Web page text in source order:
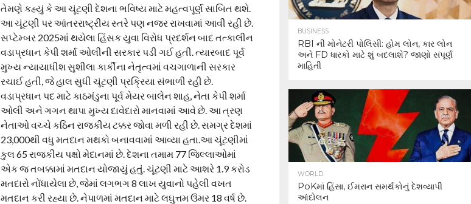
તેમણે કહ્યું કે આ ચૂંટણી દેશના ભવિષ્ય માટે મહત્વપૂર્ણ સાબિત થશે.
આ ચૂંટણી પર આંતરરાષ્ટ્રીય સ્તરે પણ નજર રાખવામાં આવી રહી છે.
સપ્ટેમ્બર 2025માં થયેલા હિંસક યુવા વિરોધ પ્રદર્શન બાદ તત્કાલીન
વડાપ્રધાન કેપી શર્મા ઓલીની સરકાર પડી ગઈ હતી. ત્યારબાદ પૂર્વ
મુખ્ય ન્યાયાધીશ સુશીલા કાર્કીના નેતૃત્વમાં વચગાળાની સરકાર
રચાઈ હતી, જે હાલ સુધી ચૂંટણી પ્રક્રિયા સંભાળી રહી છે.
વડાપ્રધાન પદ માટે કાઠમંડુના પૂર્વ મેયર બાલેન શાહ, નેતા કેપી શર્મા
ઓલી અને ગગન થાપા મુખ્ય દાવેદારો માનવામાં આવે છે. આ ત્રણ
નેતાઓ વચ્ચે કઠિન રાજકીય ટક્કર જોવા મળી રહી છે. સમગ્ર દેશમાં
23,000થી વધુ મતદાન મથકો બનાવવામાં આવ્યા હતા.આ ચૂંટણીમાં
કુલ 65 રાજકીય પક્ષો મેદાનમાં છે. દેશના તમામ 77 જિલ્લાઓમાં
એક જ તબક્કામાં મતદાન યોજાયું હતું. ચૂંટણી માટે આશરે 1.9 કરોડ
મતદારો નોંધાયેલા છે, જેમાં લગભગ 8 લાખ યુવાનો પહેલી વખત
મતદાન કરી રહ્યા છે. નેપાળમાં મતદાન માટે લઘુત્તમ ઉંમર 18 વર્ષ છે.
BUSINESS
RBI ની મોનેટરી પોલિસી: હોમ લોન, કાર લોન
અને FD ધારકો માટે શું બદલાશે? જાણો સંપૂર્ણ
માહિતી
WORLD
PoKમાં હિંસા, ઈમરાન સમર્થકોનું દેશવ્યાપી
આંદોલન